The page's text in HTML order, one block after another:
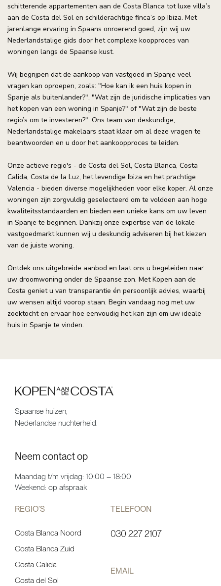
schitterende appartementen aan de Costa Blanca tot luxe villa’s
aan de Costa del Sol en schilderachtige finca’s op Ibiza. Met
jarenlange ervaring in Spaans onroerend goed, zijn wij uw
Nederlandstalige gids door het complexe koopproces van
woningen langs de Spaanse kust.
Wij begrijpen dat de aankoop van vastgoed in Spanje veel
vragen kan oproepen, zoals: "Hoe kan ik een huis kopen in
Spanje als buitenlander?", "Wat zijn de juridische implicaties van
het kopen van een woning in Spanje?" of "Wat zijn de beste
regio’s om te investeren?". Ons team van deskundige,
Nederlandstalige makelaars staat klaar om al deze vragen te
beantwoorden en u door het aankoopproces te leiden.
Onze actieve regio's - de Costa del Sol, Costa Blanca, Costa
Calida, Costa de la Luz, het levendige Ibiza en het prachtige
Valencia - bieden diverse mogelijkheden voor elke koper. Al onze
woningen zijn zorgvuldig geselecteerd om te voldoen aan hoge
kwaliteitsstandaarden en bieden een unieke kans om uw leven
in Spanje te beginnen. Dankzij onze expertise van de lokale
vastgoedmarkt kunnen wij u deskundig adviseren bij het kiezen
van de juiste woning.
Ontdek ons uitgebreide aanbod en laat ons u begeleiden naar
uw droomwoning onder de Spaanse zon. Met Kopen aan de
Costa geniet u van transparantie én persoonlijk advies, waarbij
uw wensen altijd voorop staan. Begin vandaag nog met uw
zoektocht en ervaar hoe eenvoudig het kan zijn om uw ideale
huis in Spanje te vinden.
Spaanse huizen,
Nederlandse nuchterheid.
Neem contact op
Maandag t/m vrijdag: 10:00 – 18:00
Weekend: op afspraak
REGIO’S
Costa Blanca Noord
Costa Blanca Zuid
Costa Calida
Costa del Sol
TELEFOON
030 227 2107
EMAIL